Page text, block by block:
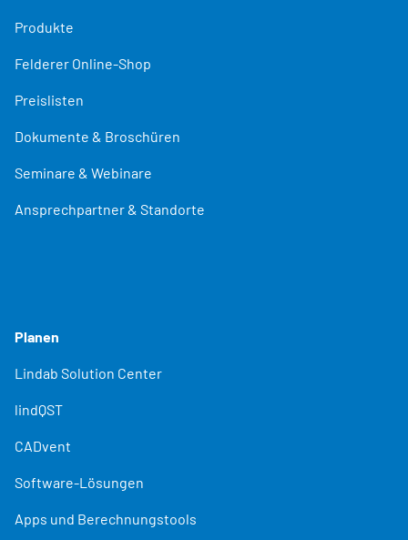
Produkte
Felderer Online-Shop
Preislisten
Dokumente & Broschüren
Seminare & Webinare
Ansprechpartner & Standorte
Planen
Lindab Solution Center
lindQST
CADvent
Software-Lösungen
Apps und Berechnungstools